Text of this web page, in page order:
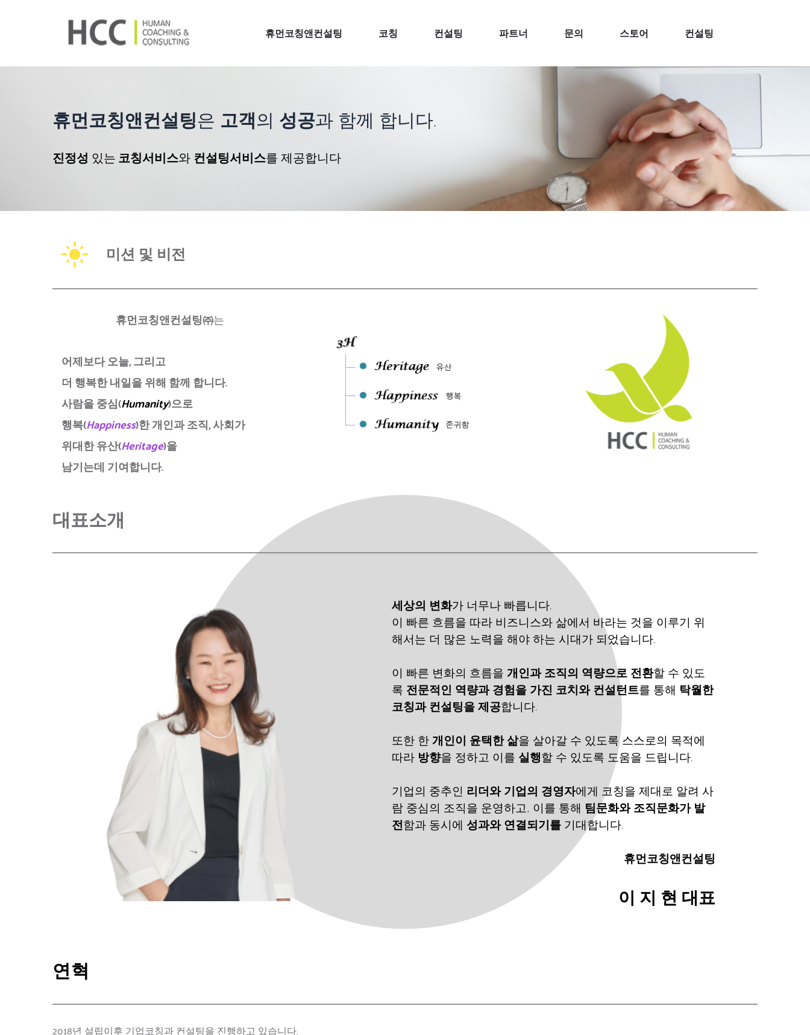
휴먼코칭앤컨설팅 코칭 컨설팅 파트너 문의 스토어 컨설팅
휴먼코칭앤컨설팅은 고객의 성공과 함께 합니다.
진정성 있는 코칭서비스와 컨설팅서비스를 제공합니다
미션 및 비전
휴먼코칭앤컨설팅㈜는
어제보다 오늘, 그리고
더 행복한 내일을 위해 함께 합니다.
사람을 중심(Humanity)으로
행복(Happiness)한 개인과 조직, 사회가
위대한 유산(Heritage)을
남기는데 기여합니다.
대표소개
세상의 변화가 너무나 빠릅니다.
이 빠른 흐름을 따라 비즈니스와 삶에서 바라는 것을 이루기 위
해서는 더 많은 노력을 해야 하는 시대가 되었습니다.
이 빠른 변화의 흐름을 개인과 조직의 역량으로 전환할 수 있도
록 전문적인 역량과 경험을 가진 코치와 컨설턴트를 통해 탁월한
코칭과 컨설팅을 제공합니다.
또한 한 개인이 윤택한 삶을 살아갈 수 있도록 스스로의 목적에
따라 방향을 정하고 이를 실행할 수 있도록 도움을 드립니다.
기업의 중추인 리더와 기업의 경영자에게 코칭을 제대로 알려 사
람 중심의 조직을 운영하고, 이를 통해 팀문화와 조직문화가 발
전함과 동시에 성과와 연결되기를 기대합니다.
휴먼코칭앤컨설팅
이 지 현 대표
연혁
2018년 설립이후 기업코칭과 컨설팅을 진행하고 있습니다.